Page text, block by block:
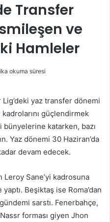
Transfer
ve
Hamleler
okuma süresi
yaz transfer dönemi
kadrolarını güçlendirmek
bünyelerine katarken, bazı
Yaz dönemi 30 Haziran’da
devam edecek.
Leroy Sane’yi kadrosuna
Beşiktaş ise Roma’dan
sarstı. Fenerbahçe,
forması giyen Jhon